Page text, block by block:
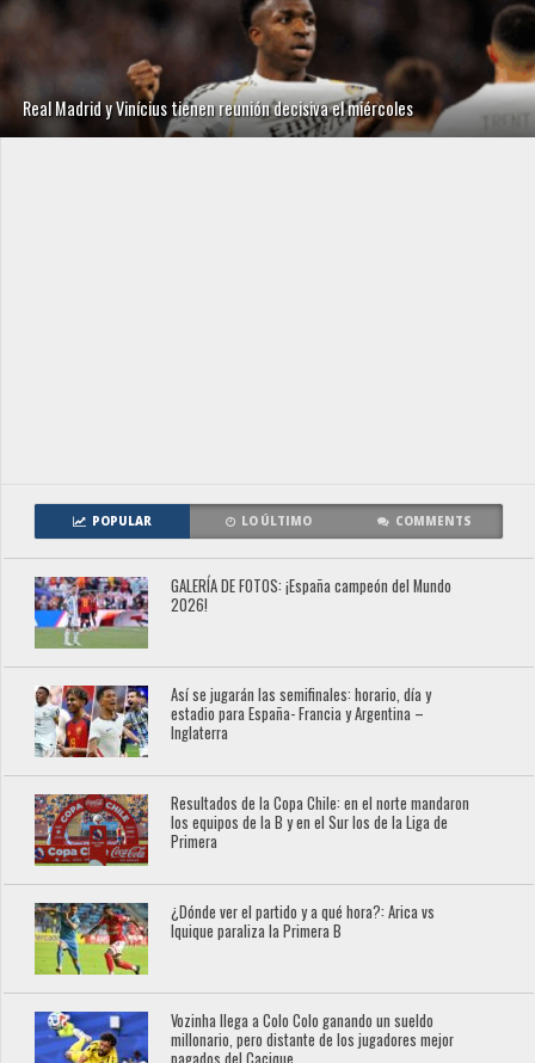
Real Madrid y Vinícius tienen reunión decisiva el miércoles
POPULAR LO ÚLTIMO COMMENTS
GALERÍA DE FOTOS: ¡España campeón del Mundo
2026!
Así se jugarán las semifinales: horario, día y
estadio para España- Francia y Argentina –
Inglaterra
Resultados de la Copa Chile: en el norte mandaron
los equipos de la B y en el Sur los de la Liga de
Primera
¿Dónde ver el partido y a qué hora?: Arica vs
Iquique paraliza la Primera B
Vozinha llega a Colo Colo ganando un sueldo
millonario, pero distante de los jugadores mejor
pagados del Cacique